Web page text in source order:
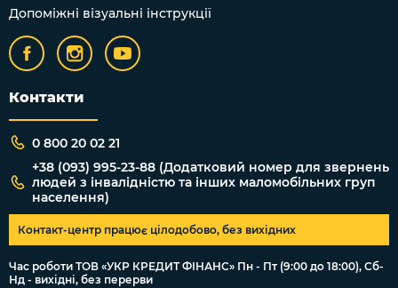
Допоміжні візуальні інструкції
Контакти
0 800 20 02 21
+38 (093) 995-23-88 (Додатковий номер для звернень
людей з інвалідністю та інших маломобільних груп
населення)
Контакт-центр працює цілодобово, без вихідних
Час роботи ТОВ «УКР КРЕДИТ ФІНАНС» Пн - Пт (9:00 до 18:00), Сб-
Нд - вихідні, без перерви